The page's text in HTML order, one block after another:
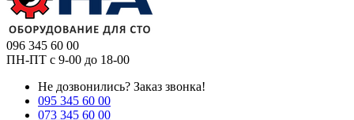
096 345 60 00
ПН-ПТ с 9-00 до 18-00
Не дозвонились? Заказ звонка!
095 345 60 00
073 345 60 00